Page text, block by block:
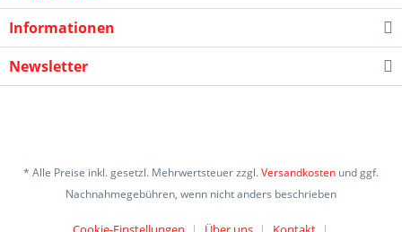
Informationen
Newsletter
* Alle Preise inkl. gesetzl. Mehrwertsteuer zzgl.Versandkosten und ggf.
Nachnahmegebühren, wenn nicht anders beschrieben